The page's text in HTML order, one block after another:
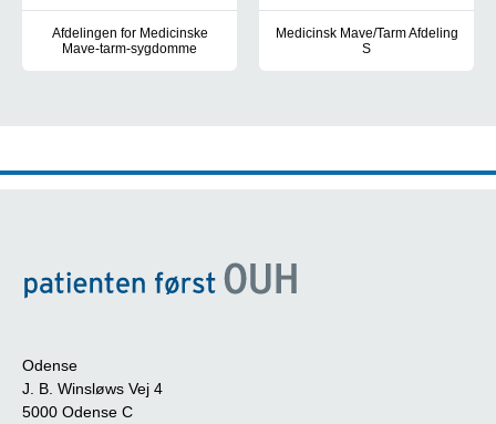
Afdelingen for Medicinske
Mave-tarm-sygdomme
Medicinsk Mave/Tarm Afdeling
S
Odense
J. B. Winsløws Vej 4
5000 Odense C